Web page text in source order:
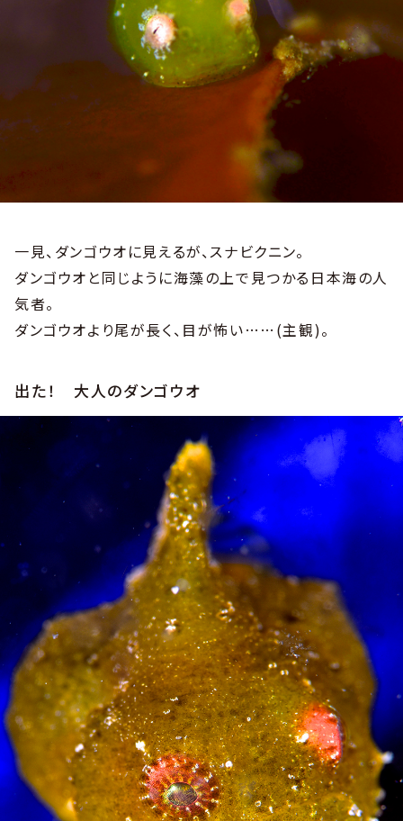
一見、ダンゴウオに見えるが、スナビクニン。
ダンゴウオと同じように海藻の上で見つかる日本海の人
気者。
ダンゴウオより尾が長く、目が怖い……(主観)。
出た！ 大人のダンゴウオ